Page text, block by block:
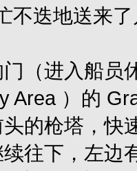
不迭地送来
（进入船员
Area ）的
的枪塔，快
往下，左边